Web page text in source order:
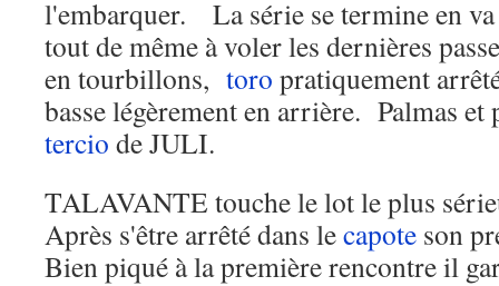
l'embarquer. La série se termine en
tout de même à voler les dernières
en tourbillons, toro pratiquement
basse légèrement en arrière. Palmas
tercio de JULI.
TALAVANTE touche le lot le plus
Après s'être arrêté dans lecapote son
Bien piqué à la première rencontre il